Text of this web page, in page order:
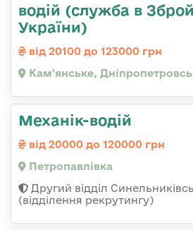
водій (служба в
України)
від 20100 до 123000 грн
Кам'янське,
Механік-водій
від 20000 до 120000 грн
Петропавлівка
Другий відділ
(відділення рекрутингу)